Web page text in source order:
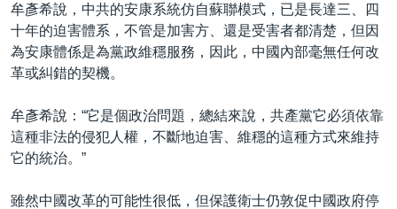
牟彥希說，中共的安康系統仿自蘇聯模式，已是長達三、四
十年的迫害體系，不管是加害方、還是受害者都清楚，但因
為安康體係是為黨政維穩服務，因此，中國內部毫無任何改
革或糾錯的契機。
牟彥希說：“它是個政治問題，總結來說，共產黨它必須依靠
這種非法的侵犯人權，不斷地迫害、維穩的這種方式來維持
它的統治。”
雖然中國改革的可能性很低，但保護衛士仍敦促中國政府停